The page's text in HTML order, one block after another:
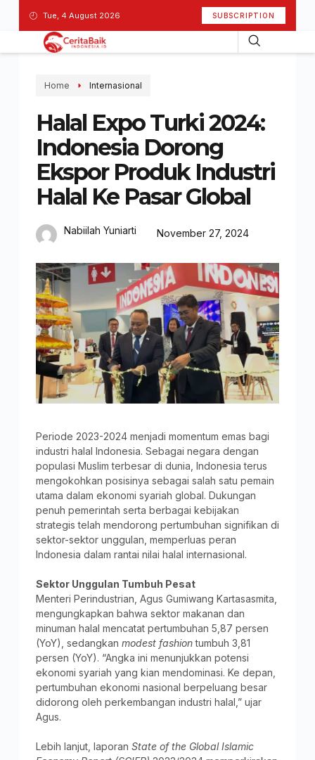
Tue, 4 August 2026 SUBSCRIPTION
Home Internasional
Halal Expo Turki 2024:
Indonesia Dorong
Ekspor Produk Industri
Halal Ke Pasar Global
Nabiilah Yuniarti November 27, 2024
Periode 2023-2024 menjadi momentum emas bagi
industri halal Indonesia. Sebagai negara dengan
populasi Muslim terbesar di dunia, Indonesia terus
mengokohkan posisinya sebagai salah satu pemain
utama dalam ekonomi syariah global. Dukungan
penuh pemerintah serta berbagai kebijakan
strategis telah mendorong pertumbuhan signifikan di
sektor-sektor unggulan, memperluas peran
Indonesia dalam rantai nilai halal internasional.
Sektor Unggulan Tumbuh Pesat
Menteri Perindustrian, Agus Gumiwang Kartasasmita,
mengungkapkan bahwa sektor makanan dan
minuman halal mencatat pertumbuhan 5,87 persen
(YoY), sedangkan modest fashiontumbuh 3,81
persen (YoY). “Angka ini menunjukkan potensi
ekonomi syariah yang kian mendominasi. Ke depan,
pertumbuhan ekonomi nasional berpeluang besar
didorong oleh perkembangan industri halal,” ujar
Agus.
Lebih lanjut, laporan State of the Global Islamic